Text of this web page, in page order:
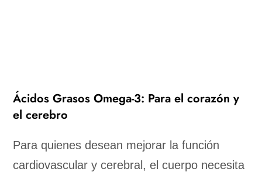
Ácidos Grasos Omega-3: Para el corazón y
el cerebro
Para quienes desean mejorar la función
cardiovascular y cerebral, el cuerpo necesita